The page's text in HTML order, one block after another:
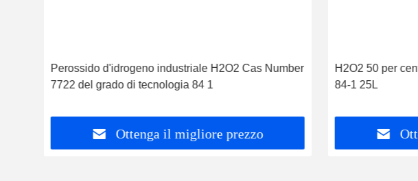
Perossido d'idrogeno industriale H2O2 Cas Number
7722 del grado di tecnologia 84 1
Ottenga il migliore prezzo
H2O2 50 per
84-1 25L